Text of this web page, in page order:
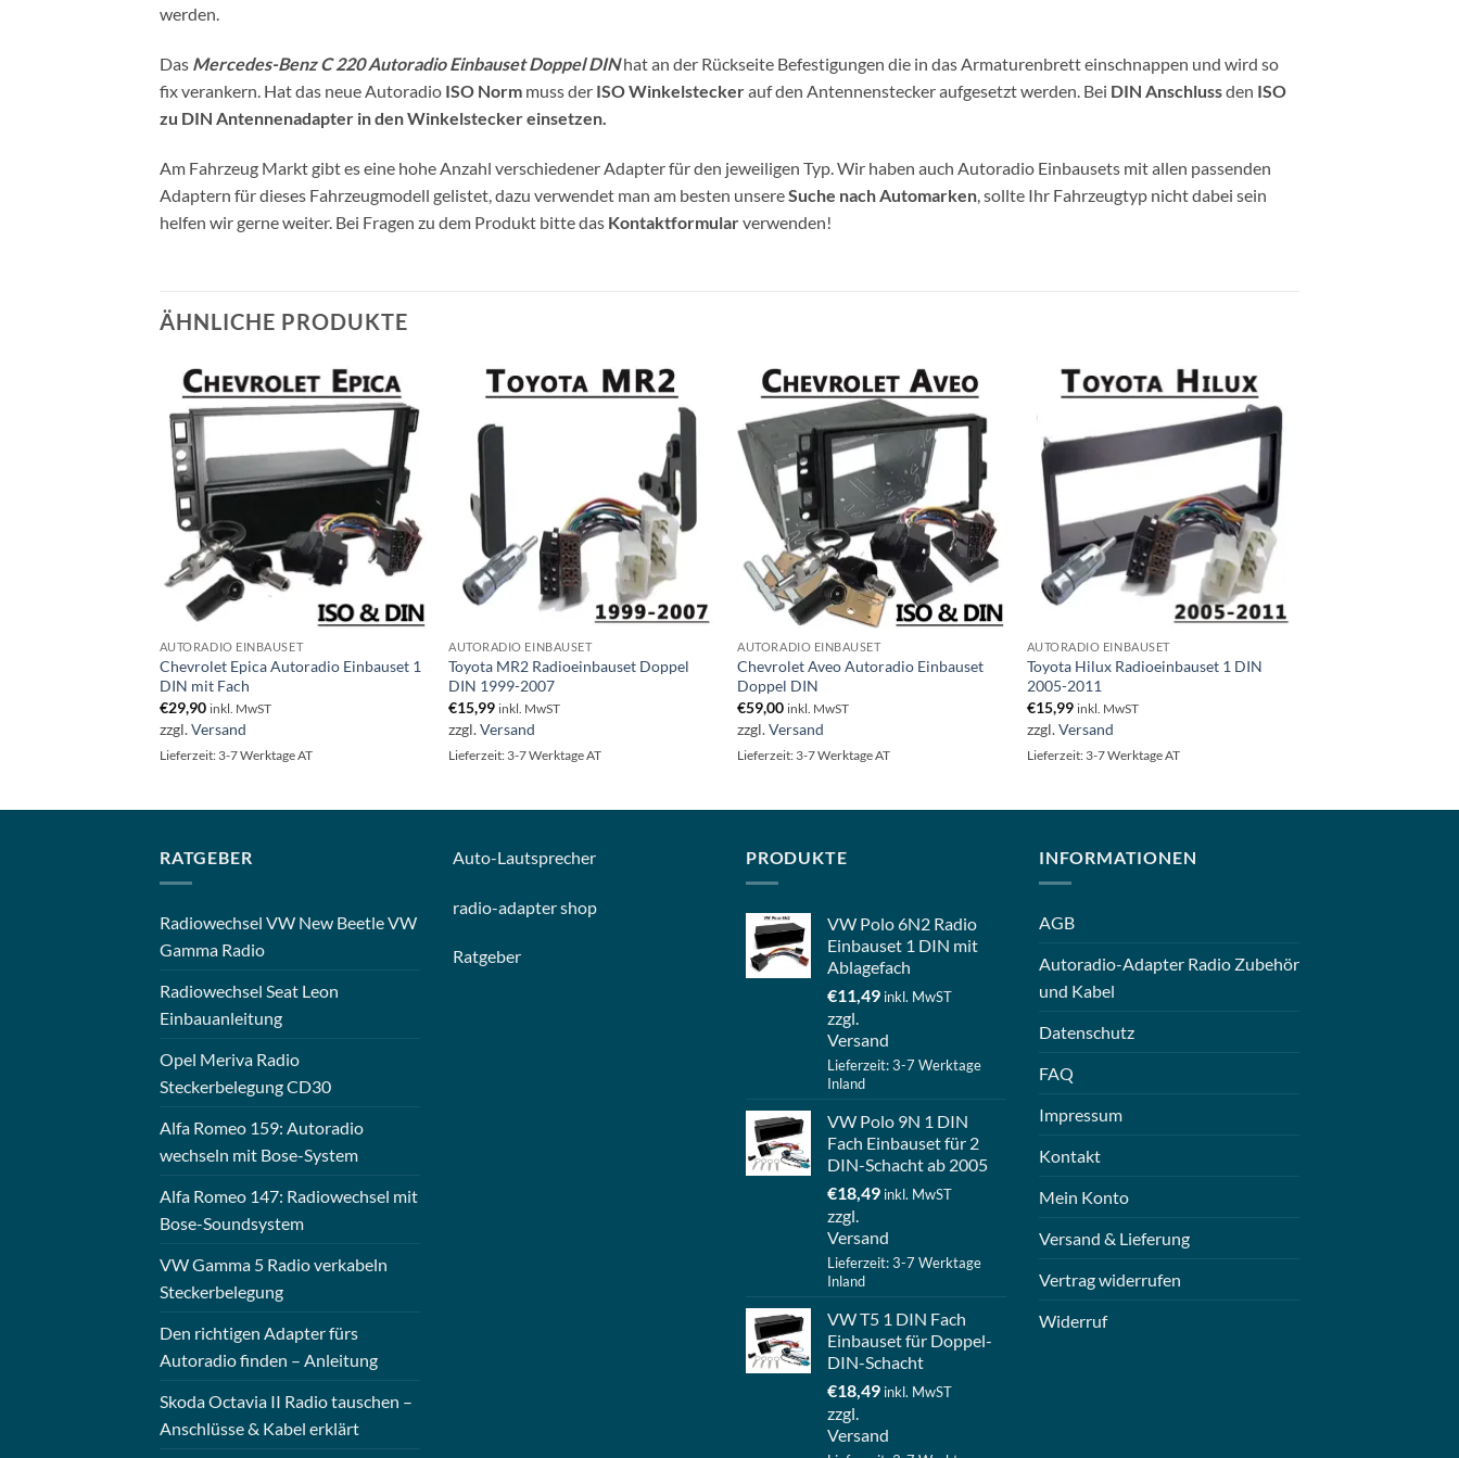
werden.
Das Mercedes-Benz C 220 Autoradio Einbauset Doppel DINhat an der Rückseite Befestigungen die in das Armaturenbrett einschnappen und wird so
fix verankern. Hat das neue Autoradio ISO Norm muss der ISO Winkelsteckerauf den Antennenstecker aufgesetzt werden. Bei DIN Anschlussden ISO
zu DIN Antennenadapter in den Winkelstecker einsetzen.
Am Fahrzeug Markt gibt es eine hohe Anzahl verschiedener Adapter für den jeweiligen Typ. Wir haben auch Autoradio Einbausets mit allen passenden
Adaptern für dieses Fahrzeugmodell gelistet, dazu verwendet man am besten unsereSuche nach Automarken , sollte Ihr Fahrzeugtyp nicht dabei sein
helfen wir gerne weiter. Bei Fragen zu dem Produkt bitte das Kontaktformularverwenden!
ÄHNLICHE PRODUKTE
AUTORADIO EINBAUSET
Chevrolet Epica Autoradio Einbauset 1
DIN mit Fach
€29,90 inkl. MwST
zzgl.Versand
Lieferzeit: 3-7 Werktage AT
AUTORADIO EINBAUSET
Toyota MR2 Radioeinbauset Doppel
DIN 1999-2007
€15,99 inkl. MwST
zzgl.Versand
Lieferzeit: 3-7 Werktage AT
AUTORADIO EINBAUSET
Chevrolet Aveo Autoradio Einbauset
Doppel DIN
€59,00 inkl. MwST
zzgl.Versand
Lieferzeit: 3-7 Werktage AT
AUTORADIO EINBAUSET
Toyota Hilux Radioeinbauset 1 DIN
2005-2011
€15,99 inkl. MwST
zzgl.Versand
Lieferzeit: 3-7 Werktage AT
RATGEBER
Radiowechsel VW New Beetle VW
Gamma Radio
Radiowechsel Seat Leon
Einbauanleitung
Opel Meriva Radio
Steckerbelegung CD30
Alfa Romeo 159: Autoradio
wechseln mit Bose-System
Alfa Romeo 147: Radiowechsel mit
Bose-Soundsystem
VW Gamma 5 Radio verkabeln
Steckerbelegung
Den richtigen Adapter fürs
Autoradio finden – Anleitung
Skoda Octavia II Radio tauschen –
Anschlüsse & Kabel erklärt
Auto-Lautsprecher
radio-adapter shop
Ratgeber
PRODUKTE
VW Polo 6N2 Radio
Einbauset 1 DIN mit
Ablagefach
€11,49 inkl. MwST
zzgl.
Versand
Lieferzeit: 3-7 Werktage
Inland
VW Polo 9N 1 DIN
Fach Einbauset für 2
DIN-Schacht ab 2005
€18,49 inkl. MwST
zzgl.
Versand
Lieferzeit: 3-7 Werktage
Inland
VW T5 1 DIN Fach
Einbauset für Doppel-
DIN-Schacht
€18,49 inkl. MwST
zzgl.
Versand
INFORMATIONEN
AGB
Autoradio-Adapter Radio Zubehör
und Kabel
Datenschutz
FAQ
Impressum
Kontakt
Mein Konto
Versand & Lieferung
Vertrag widerrufen
Widerruf